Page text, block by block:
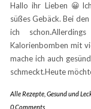
Hallo ihr Lieben
süßes Gebäck. Bei
ich
Kalorienbomben mit
mache ich auch
schmeckt.Heute
Alle Rezepte Gesund und
0 Comments